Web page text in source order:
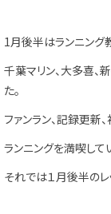
1月後半はランニング
千葉マリン、大多喜、
た。
ファンラン、記録更
ランニングを満喫して
それでは１月後半の